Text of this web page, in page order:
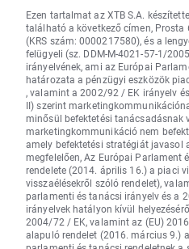
Ezen tartalmat az XTB S.A.
található a következő címen, Prosta
(KRS szám: 0000217580), és a
felügyeli (sz. DDM-M-4021-57-1/
irányelvének, ami az Európai
határozata a pénzügyi eszközök
, valamint a 2002/92 / EK irányelv
II) szerint
minősül befektetési tanácsadásnak
marketingkommunikáció nem
amely befektetési stratégiát javasol
megfelelően, Az Európai Parlament
rendelete (2014. április 16.) a piaci
visszaélésekről szóló rendelet),
parlamenti és tanácsi irányelv és a
irányelvek hatályon kívül
2004/72 / EK, valamint az (EU)
alapuló rendelet (2016. március 9.)